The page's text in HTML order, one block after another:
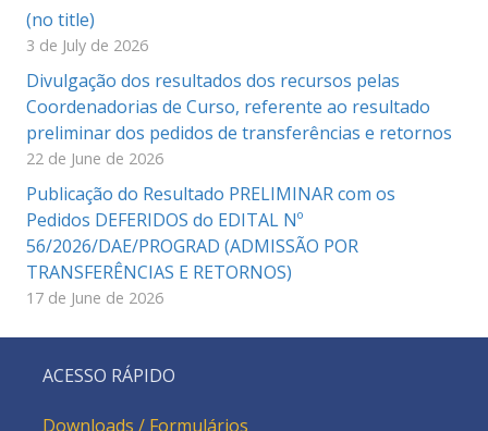
(no title)
3 de July de 2026
Divulgação dos resultados dos recursos pelas
Coordenadorias de Curso, referente ao resultado
preliminar dos pedidos de transferências e retornos
22 de June de 2026
Publicação do Resultado PRELIMINAR com os
Pedidos DEFERIDOS do EDITAL Nº
56/2026/DAE/PROGRAD (ADMISSÃO POR
TRANSFERÊNCIAS E RETORNOS)
17 de June de 2026
ACESSO RÁPIDO
Downloads / Formulários